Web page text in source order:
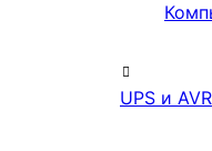
UPS и AVR